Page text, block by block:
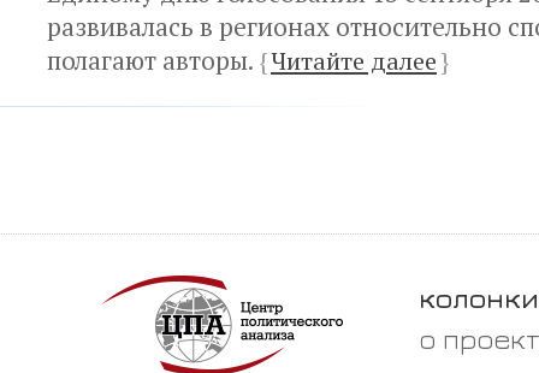
развивалась в регионах относительно
полагают авторы. {Читайте далее}
колонки
о